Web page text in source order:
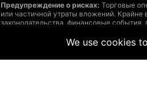
Предупреждение о рисках: Торговые
или частичной утраты вложений.
законодательства, финансовые
Решение о сделках с криптовалютами
затратах и рисках, точно
Помните: размещенная на этом сайте
We use cookies